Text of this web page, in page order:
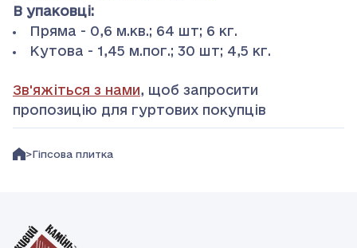
В упаковці:
Пряма - 0,6 м.кв.; 64 шт; 6 кг.
Кутова - 1,45 м.пог.; 30 шт; 4,5 кг.
Зв'яжіться з нами, щоб запросити
пропозицію для гуртових покупців
Гіпсова плитка